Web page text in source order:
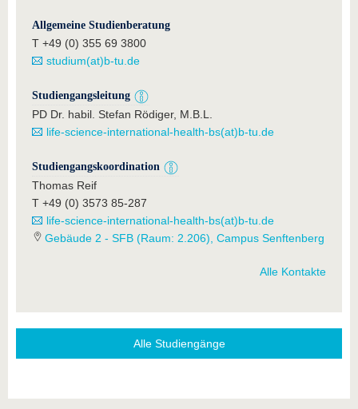
Allgemeine Studienberatung
T +49 (0) 355 69 3800
studium(at)b-tu.de
Studiengangsleitung
PD Dr. habil. Stefan Rödiger, M.B.L.
life-science-international-health-bs(at)b-tu.de
Studiengangskoordination
Thomas Reif
T +49 (0) 3573 85-287
life-science-international-health-bs(at)b-tu.de
Gebäude 2 - SFB (Raum: 2.206), Campus Senftenberg
Alle Kontakte
Alle Studiengänge